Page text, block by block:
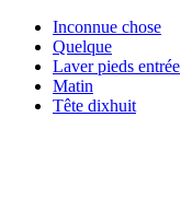
Inconnue chose
Quelque
Laver pieds entrée
Matin
Tête dixhuit